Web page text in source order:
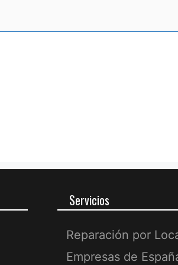
Servicios
Reparación por
Empresas de